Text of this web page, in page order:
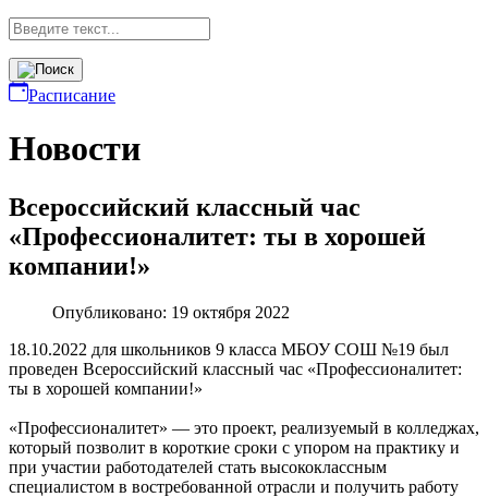
Расписание
Новости
Всероссийский классный час
«Профессионалитет: ты в хорошей
компании!»
Опубликовано: 19 октября 2022
18.10.2022 для школьников 9 класса МБОУ СОШ №19 был
проведен Всероссийский классный час «Профессионалитет:
ты в хорошей компании!»
«Профессионалитет» — это проект, реализуемый в колледжах,
который позволит в короткие сроки с упором на практику и
при участии работодателей стать высококлассным
специалистом в востребованной отрасли и получить работу